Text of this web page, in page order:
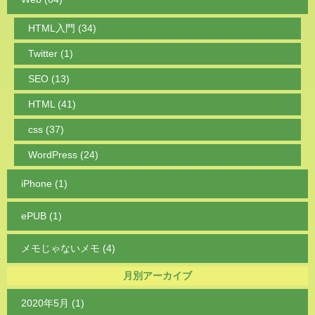
HTML入門 (34)
Twitter (1)
SEO (13)
HTML (41)
css (37)
WordPress (24)
iPhone (1)
ePUB (1)
メモじゃないメモ (4)
月別アーカイブ
2020年5月 (1)